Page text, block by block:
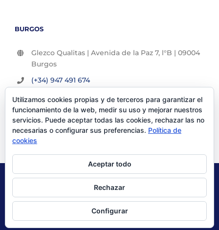
BURGOS
Glezco Qualitas | Avenida de la Paz 7, l°B | 09004
Burgos
(+34) 947 491 674
info@glezco.com
© Glezco Asesores y Consultores 2019 | Todos los derechos
Politica de Privacidad
X LinkedInYouTube
Utilizamos cookies propias y de terceros para garantizar el
funcionamiento de la web, medir su uso y mejorar nuestros
servicios. Puede aceptar todas las cookies, rechazar las no
necesarias o configurar sus preferencias. Política de
cookies
Aceptar todo
Rechazar
Configurar